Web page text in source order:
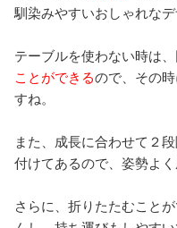
馴染みやすいおしゃれなデ
テーブルを使わない時は
ことができるので、その
すね。
また、成長に合わせて２
付けてあるので、姿勢よく
さらに、折りたたむこと